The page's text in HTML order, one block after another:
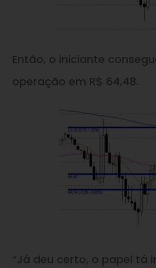
Então, o iniciante
operação em R$ 64,48.
“Já deu certo, o papel tá